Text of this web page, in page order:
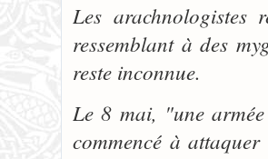
Les arachnologistes
ressemblant à des
reste inconnue.
Le 8 mai, "une
commencé à